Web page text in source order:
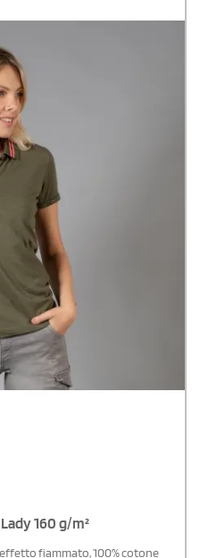
160 g/m²
fiammato, 100% cotone